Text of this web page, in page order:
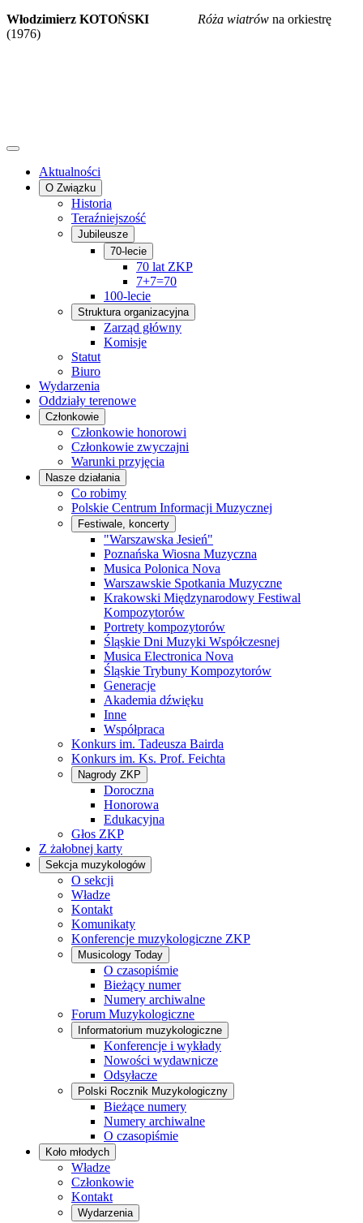
Włodzimierz KOTOŃSKI
Róża wiatrów na orkiestrę
(1976)
Aktualności
O Związku
Historia
Teraźniejszość
Jubileusze
70-lecie
70 lat ZKP
7+7=70
100-lecie
Struktura organizacyjna
Zarząd główny
Komisje
Statut
Biuro
Wydarzenia
Oddziały terenowe
Członkowie
Członkowie honorowi
Członkowie zwyczajni
Warunki przyjęcia
Nasze działania
Co robimy
Polskie Centrum Informacji Muzycznej
Festiwale, koncerty
"Warszawska Jesień"
Poznańska Wiosna Muzyczna
Musica Polonica Nova
Warszawskie Spotkania Muzyczne
Krakowski Międzynarodowy Festiwal
Kompozytorów
Portrety kompozytorów
Śląskie Dni Muzyki Współczesnej
Musica Electronica Nova
Śląskie Trybuny Kompozytorów
Generacje
Akademia dźwięku
Inne
Współpraca
Konkurs im. Tadeusza Bairda
Konkurs im. Ks. Prof. Feichta
Nagrody ZKP
Doroczna
Honorowa
Edukacyjna
Głos ZKP
Z żałobnej karty
Sekcja muzykologów
O sekcji
Władze
Kontakt
Komunikaty
Konferencje muzykologiczne ZKP
Musicology Today
O czasopiśmie
Bieżący numer
Numery archiwalne
Forum Muzykologiczne
Informatorium muzykologiczne
Konferencje i wykłady
Nowości wydawnicze
Odsyłacze
Polski Rocznik Muzykologiczny
Bieżące numery
Numery archiwalne
O czasopiśmie
Koło młodych
Władze
Członkowie
Kontakt
Wydarzenia